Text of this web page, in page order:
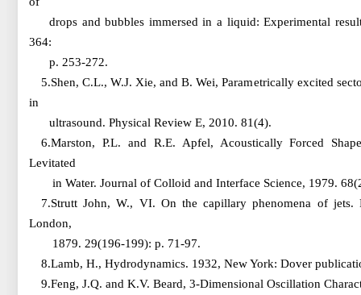
drops and bubbles immersed in a liquid: Experimental
364:
p. 253-272.
5.Shen, C.L., W.J. Xie, and B. Wei, Parametrically excited
in
ultrasound. Physical Review E, 2010. 81(4).
6.Marston, P.L. and R.E. Apfel, Acoustically Forced
Levitated
in Water. Journal of Colloid and Interface Science, 1979.
7.Strutt John, W., VI. On the capillary phenomena of jets.
London,
1879. 29(196-199): p. 71-97.
8.Lamb, H., Hydrodynamics. 1932, New York: Dover
9.Feng, J.Q. and K.V. Beard, 3-Dimensional Oscillation